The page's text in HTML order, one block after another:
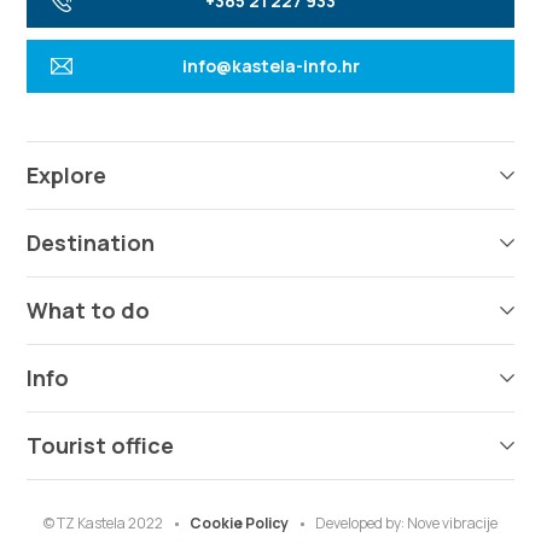
info@kastela-info.hr
Explore
Destination
What to do
Info
Tourist office
© TZ Kastela 2022 Cookie Policy Developed by: Nove vibracije